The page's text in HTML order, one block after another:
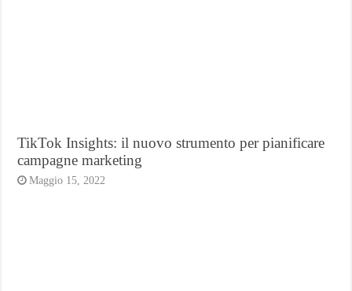
TikTok Insights: il nuovo strumento per pianificare
campagne marketing
Maggio 15, 2022